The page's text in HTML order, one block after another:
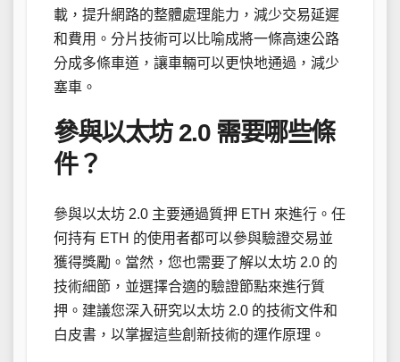
載，提升網路的整體處理能力，減少交易延遲
和費用。分片技術可以比喻成將一條高速公路
分成多條車道，讓車輛可以更快地通過，減少
塞車。
參與以太坊 2.0 需要哪些條
件？
參與以太坊 2.0 主要通過質押 ETH 來進行。任
何持有 ETH 的使用者都可以參與驗證交易並
獲得獎勵。當然，您也需要了解以太坊 2.0 的
技術細節，並選擇合適的驗證節點來進行質
押。建議您深入研究以太坊 2.0 的技術文件和
白皮書，以掌握這些創新技術的運作原理。